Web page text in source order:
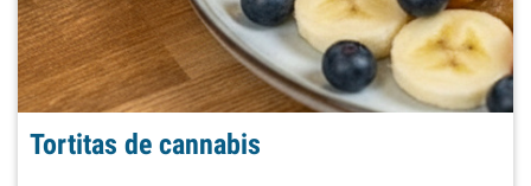
Tortitas de cannabis